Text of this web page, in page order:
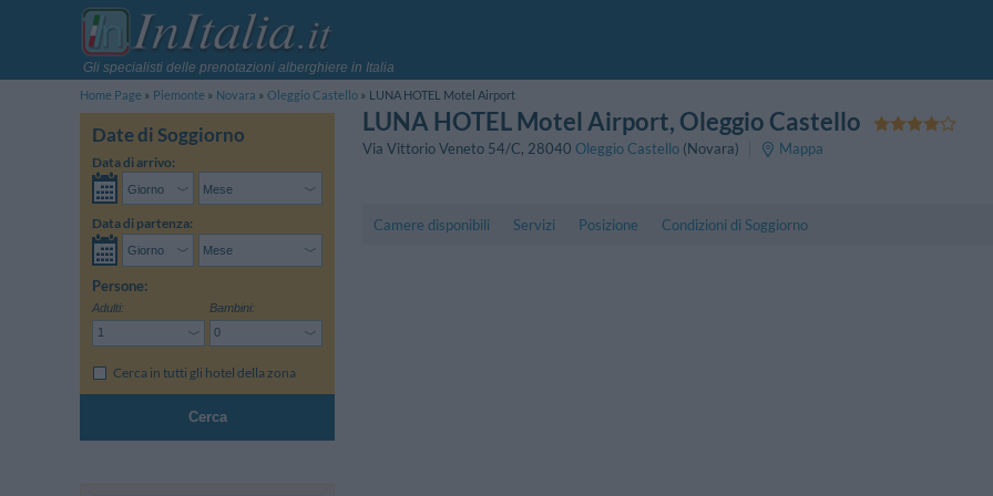
Gli specialisti delle prenotazioni alberghiere in Italia
Home Page
Piemonte Novara Oleggio Castello LUNA HOTEL Motel Airport
Date di Soggiorno
Data di arrivo:
Data di partenza:
Persone:
Adulti: Bambini:
Cerca in tutti gli hotel della zona
Cerca
LUNA HOTEL Motel Airport, Oleggio Castello
Via Vittorio Veneto 54/C, 28040 Oleggio Castello (Novara) Mappa
Camere disponibili Servizi Posizione Condizioni di Soggiorno